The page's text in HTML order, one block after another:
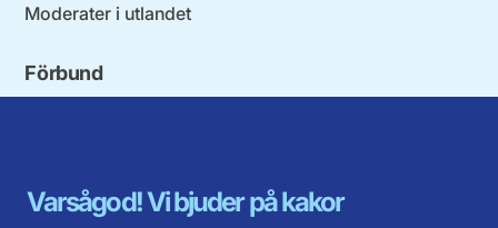
Varsågod! Vi bjuder på kakor
Moderater i utlandet
Förbund
Gävleborg
Halland
Värmlands län
Västerbotten